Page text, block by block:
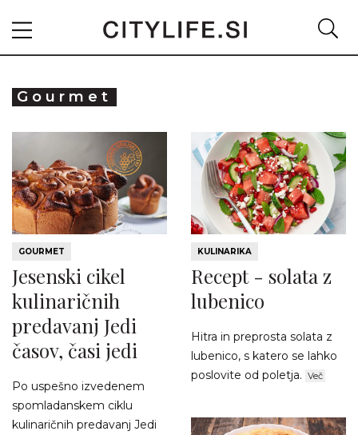
Gourmet
GOURMET
Jesenski cikel
kulinaričnih
predavanj Jedi
časov, časi jedi
Po uspešno izvedenem
spomladanskem ciklu
kulinaričnih predavanj Jedi
KULINARIKA
Recept - solata z
lubenico
Hitra in preprosta solata z
lubenico, s katero se lahko
poslovite od poletja. Več